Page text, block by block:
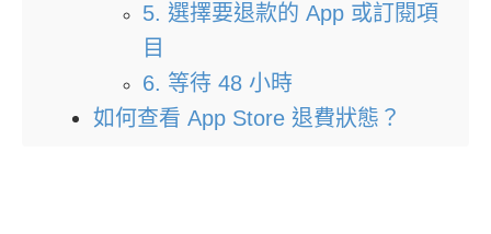
5. 選擇要退款的 App 或訂閱項
目
6. 等待 48 小時
如何查看 App Store 退費狀態？